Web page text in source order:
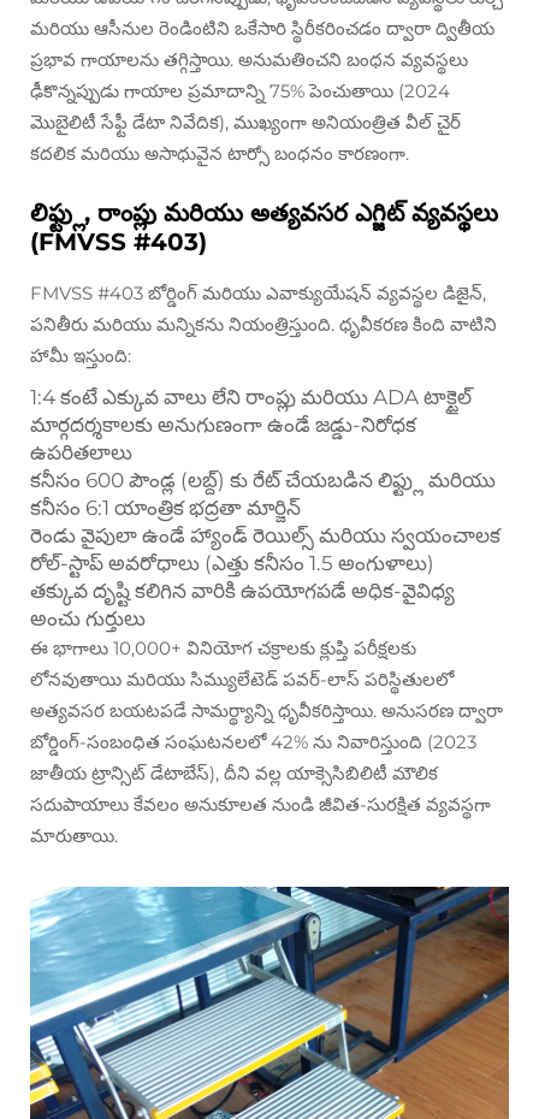
మరియు ఆసీనుల రెండింటిని ఒకేసారి స్థిరీకరించడం ద్వారా ద్వితీయ
ప్రభావ గాయాలను తగ్గిస్తాయి. అనుమతించని బంధన వ్యవస్థలు
ఢీకొన్నప్పుడు గాయాల ప్రమాదాన్ని 75% పెంచుతాయి (2024
మొబైలిటీ సేఫ్టీ డేటా నివేదిక), ముఖ్యంగా అనియంత్రిత వీల్ చైర్
కదలిక మరియు అసాధువైన టార్సో బంధనం కారణంగా.
లిఫ్ట్లు, రాంప్లు మరియు అత్యవసర ఎగ్జిట్ వ్యవస్థలు
(FMVSS #403)
FMVSS #403 బోర్డింగ్ మరియు ఎవాక్యుయేషన్ వ్యవస్థల డిజైన్,
పనితీరు మరియు మన్నికను నియంత్రిస్తుంది. ధృవీకరణ కింది వాటిని
హామీ ఇస్తుంది:
1:4 కంటే ఎక్కువ వాలు లేని రాంప్లు మరియు ADA టాక్టైల్
మార్గదర్శకాలకు అనుగుణంగా ఉండే జడ్డు-నిరోధక
ఉపరితలాలు
కనీసం 600 పౌండ్ల (లబ్ద్) కు రేట్ చేయబడిన లిఫ్ట్లు మరియు
కనీసం 6:1 యాంత్రిక భద్రతా మార్జిన్
రెండు వైపులా ఉండే హ్యాండ్ రెయిల్స్ మరియు స్వయంచాలక
రోల్-స్టాప్ అవరోధాలు (ఎత్తు కనీసం 1.5 అంగుళాలు)
తక్కువ దృష్టి కలిగిన వారికి ఉపయోగపడే అధిక-వైవిధ్య
అంచు గుర్తులు
ఈ భాగాలు 10,000+ వినియోగ చక్రాలకు క్లుప్తి పరీక్షలకు
లోనవుతాయి మరియు సిమ్యులేటెడ్ పవర్-లాస్ పరిస్థితులలో
అత్యవసర బయటపడే సామర్థ్యాన్ని ధృవీకరిస్తాయి. అనుసరణ ద్వారా
బోర్డింగ్-సంబంధిత సంఘటనలలో 42% ను నివారిస్తుంది (2023
జాతీయ ట్రాన్సిట్ డేటాబేస్), దీని వల్ల యాక్సెసిబిలిటీ మౌలిక
సదుపాయాలు కేవలం అనుకూలత నుండి జీవిత-సురక్షిత వ్యవస్థగా
మారుతాయి.